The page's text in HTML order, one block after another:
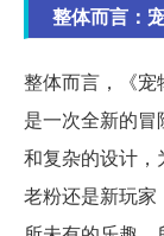
整体而言：
整体而言，《
是一次全新的
和复杂的设计
老粉还是新玩